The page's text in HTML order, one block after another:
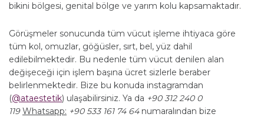
bikini bölgesi, genital bölge ve yarım kolu kapsamaktadır.
Görüşmeler sonucunda tüm vücut işleme ihtiyaca göre
tüm kol, omuzlar, göğüsler, sırt, bel, yüz dahil
edilebilmektedir. Bu nedenle tüm vücut denilen alan
değişeceği için işlem başına ücret sizlerle beraber
belirlenmektedir. Bize bu konuda instagramdan
(@ataestetik) ulaşabilirsiniz. Ya da +90 312 240 0
119 Whatsapp: +90 533 161 74 64numaralından bize